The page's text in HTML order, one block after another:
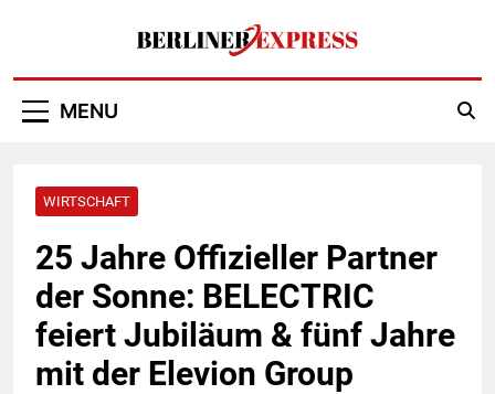
Berliner Express
MENU
WIRTSCHAFT
25 Jahre Offizieller Partner
der Sonne: BELECTRIC
feiert Jubiläum & fünf Jahre
mit der Elevion Group